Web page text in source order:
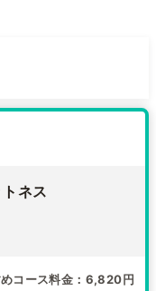
ネス
コース料金 6,820円